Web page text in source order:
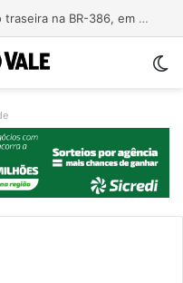
Motociclista morre após colisão traseira na BR-386, em Triunfo